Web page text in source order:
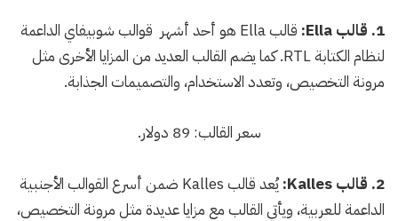
1. قالب Ella:
قالب Ella هو أحد أشهر قوالب شوبيفاي الداعمة
لنظام الكتابة RTL. كما يضم القالب العديد من المزايا الأخرى مثل
مرونة التخصيص، وتعدد الاستخدام، والتصميمات الجذابة.
سعر القالب: 89 دولار.
2. قالب Kalles:
يُعد قالب Kalles ضمن أسرع القوالب الأجنبية
الداعمة للعربية، ويأتي القالب مع مزايا عديدة مثل مرونة التخصيص،